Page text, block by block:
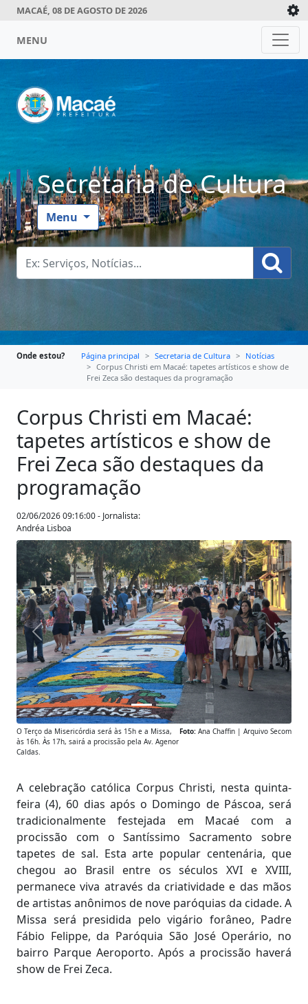
MACAÉ, 08 DE AGOSTO DE 2026
MENU
Secretaria de Cultura
Menu
Onde estou? Página principal Secretaria de Cultura
Notícias
Corpus Christi em Macaé: tapetes artísticos e show de
Frei Zeca são destaques da programação
Corpus Christi em Macaé:
tapetes artísticos e show de
Frei Zeca são destaques da
programação
02/06/2026 09:16:00 - Jornalista:
Andréa Lisboa
Anterior
Foto: Ana Chaffin | Arquivo Secom
O Terço da Misericórdia será às 15h e a Missa,
às 16h. Às 17h, sairá a procissão pela Av. Agenor
Caldas.
A celebração católica Corpus Christi, nesta quinta-
feira (4), 60 dias após o Domingo de Páscoa, será
tradicionalmente festejada em Macaé com a
procissão com o Santíssimo Sacramento sobre
tapetes de sal. Esta arte popular centenária, que
chegou ao Brasil entre os séculos XVI e XVIII,
permanece viva através da criatividade e das mãos
de artistas anônimos de nove paróquias da cidade. A
Missa será presidida pelo vigário forâneo, Padre
Fábio Felippe, da Paróquia São José Operário, no
bairro Parque Aeroporto. Após a procissão haverá
show de Frei Zeca.